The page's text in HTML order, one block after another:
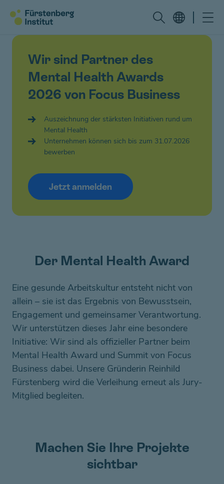
Wir sind Partner des
Mental Health Awards
2026 von Focus Business
Auszeichnung der stärksten Initiativen rund um
Mental Health
Unternehmen können sich bis zum 31.07.2026
bewerben
Jetzt anmelden
Der Mental Health Award
Eine gesunde Arbeitskultur entsteht nicht von
allein – sie ist das Ergebnis von Bewusstsein,
Engagement und gemeinsamer Verantwortung.
Wir unterstützen dieses Jahr eine besondere
Initiative: Wir sind als offizieller Partner beim
Mental Health Award und Summit von Focus
Business dabei. Unsere Gründerin Reinhild
Fürstenberg wird die Verleihung erneut als Jury-
Mitglied begleiten.
Machen Sie Ihre Projekte
sichtbar